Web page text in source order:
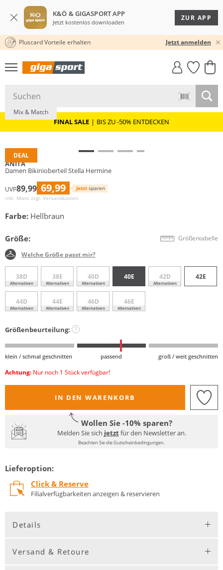
K&Ö & GIGASPORT APP
Jetzt kostenlos downloaden
ZUR APP
30 TAGE RÜCKGABERECHT
Pluscard Vorteile erhalten Jetzt anmelden
GIGASTYLE
FAHRRAD­
MUST-HAVE
FINAL SALE | BIS ZU -50% ENTDECKEN
DEAL
Große Größen
Mix & Match
ANITA
Damen Bikinioberteil Stella Hermine
UVP89,99 69,99 Jetzt sparen
inkl. Mwst zzgl. Versandkosten
Farbe: Hellbraun
Größe: Größentabelle
Welche Größe passt mir?
38D
Alternativen
38E
Alternativen
40D
Alternativen
40E 42D
Alternativen
42E
44D
Alternativen
44E
Alternativen
46D
Alternativen
46E
Alternativen
Größenbeurteilung: ?
klein / schmal geschnitten passend groß / weit geschnitten
Achtung: Nur noch 1 Stück verfügbar!
IN DEN WARENKORB
Wollen Sie -10% sparen?
Melden Sie sich jetztfür den Newsletter an.
Beachten Sie die Gutscheinbedingungen.
Lieferoption:
Click & Reserve
Filialverfügbarkeiten anzeigen & reservieren
Details
Versand & Retoure